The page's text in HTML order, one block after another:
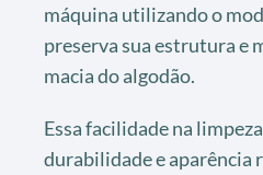
máquina utilizando o
preserva sua estrutura e
macia do algodão.
Essa facilidade na
durabilidade e aparência